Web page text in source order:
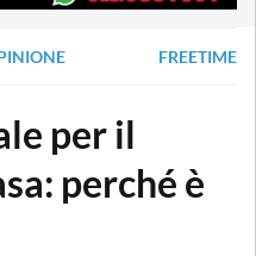
FREETIME
per il
perché è